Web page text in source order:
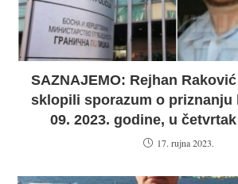
SAZNAJEMO: Rejhan
sklopili sporazum o priznanju
09. 2023. godine, u
17. rujna 2023.